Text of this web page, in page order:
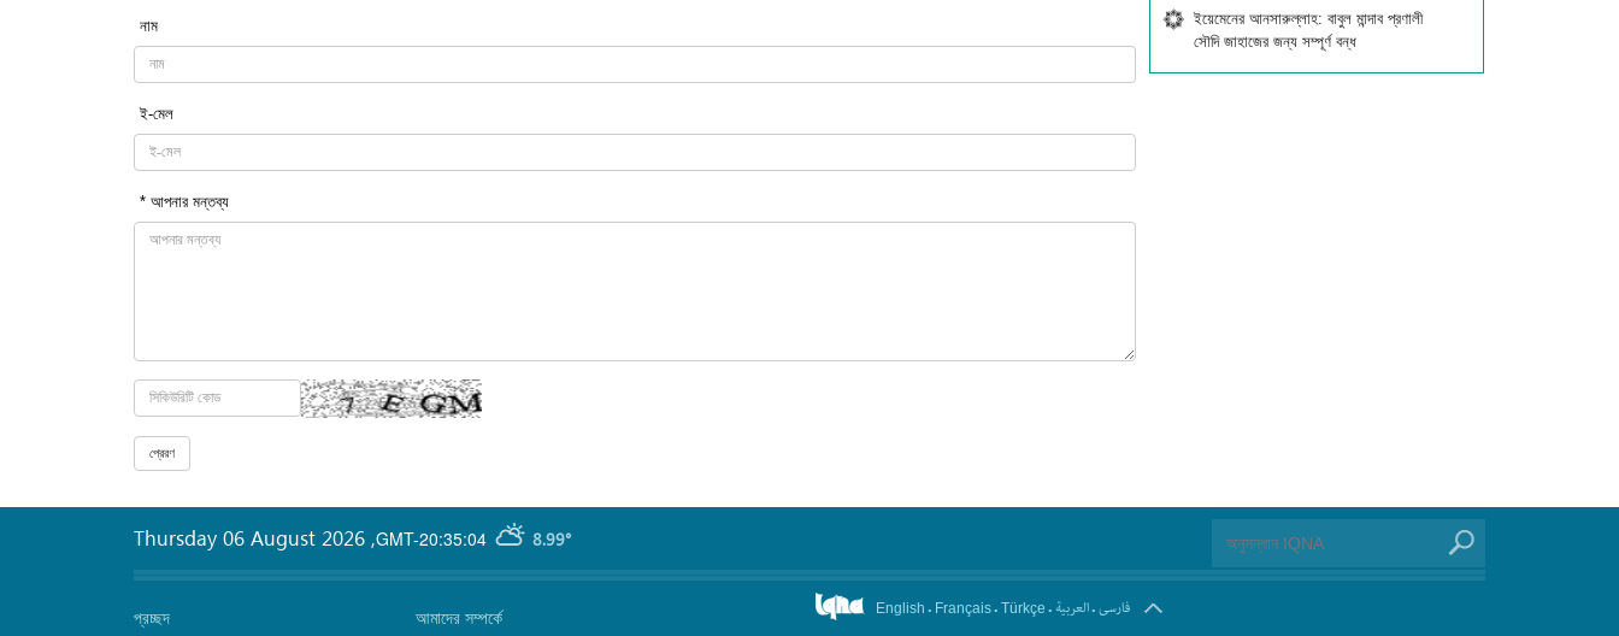
নাম
ই-মেল
* আপনার মন্তব্য
ইয়েমেনের আনসারুল্লাহ: বাবুল মান্দাব প্রণালী
সৌদি জাহাজের জন্য সম্পূর্ণ বন্ধ
GMT-20:35:04 8.99°
Thursday 06 August 2026 ,
প্রচ্ছদ আমাদের সম্পর্কে English . Français. Türkçe . العربیة.فارسی